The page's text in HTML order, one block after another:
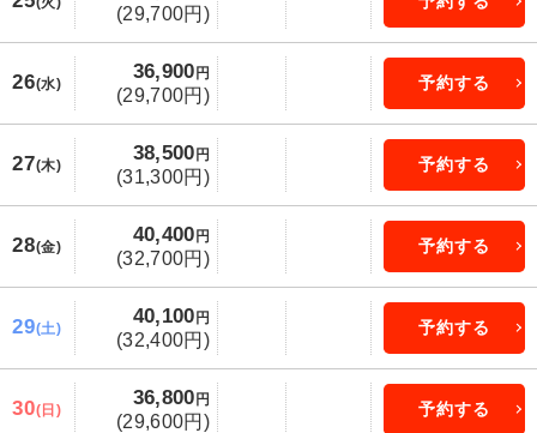
(29,700円)
26(水)
36,900 円
(29,700円)
予約する
27(木)
38,500 円
(31,300円)
予約する
28(金)
40,400 円
(32,700円)
予約する
29(土)
40,100 円
(32,400円)
予約する
30(日)
36,800 円
(29,600円)
予約する